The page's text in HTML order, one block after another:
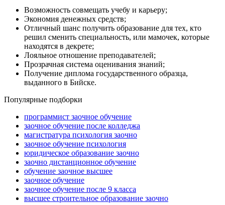
Возможность совмещать учебу и карьеру;
Экономия денежных средств;
Отличный шанс получить образование для тех, кто
решил сменить специальность, или мамочек, которые
находятся в декрете;
Лояльное отношение преподавателей;
Прозрачная система оценивания знаний;
Получение диплома государственного образца,
выданного в Бийске.
Популярные подборки
программист заочное обучение
заочное обучение после колледжа
магистратура психология заочно
заочное обучение психология
юридическое образование заочно
заочно дистанционное обучение
обучение заочное высшее
заочное обучение
заочное обучение после 9 класса
высшее строительное образование заочно